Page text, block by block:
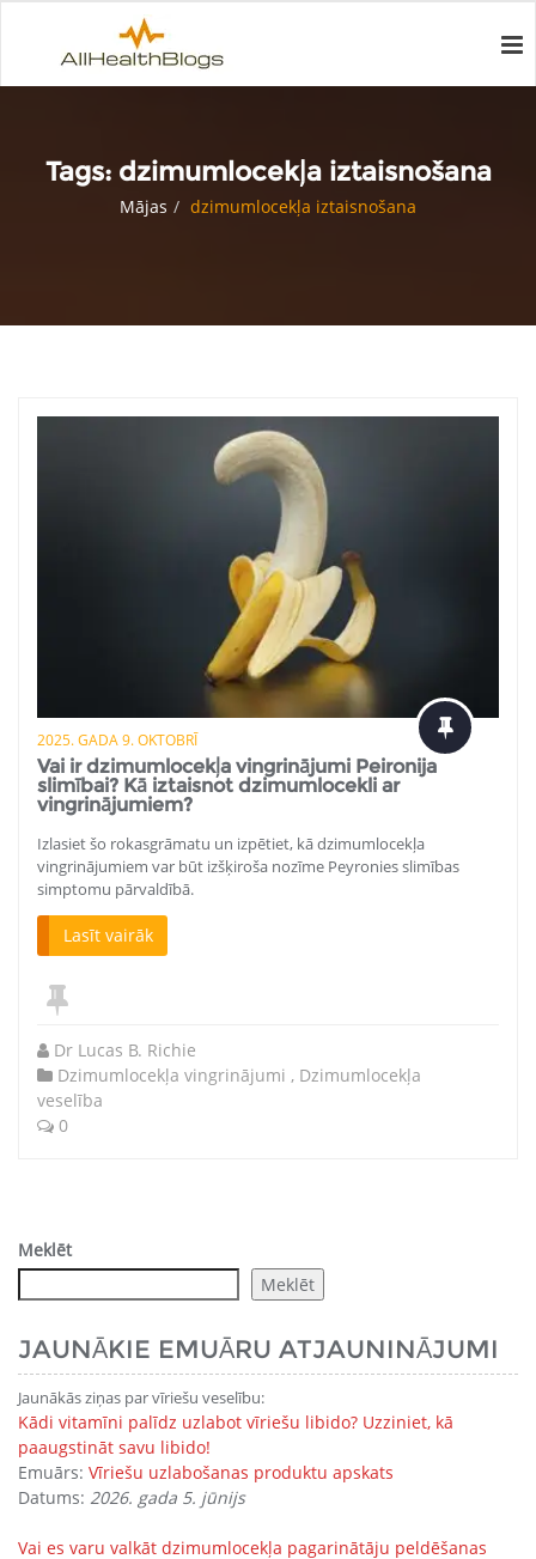
Tags: dzimumlocekļa iztaisnošana
Mājas dzimumlocekļa iztaisnošana
2025. GADA 9. OKTOBRĪ
Vai ir dzimumlocekļa vingrinājumi Peironija
slimībai? Kā iztaisnot dzimumlocekli ar
vingrinājumiem?
Izlasiet šo rokasgrāmatu un izpētiet, kā dzimumlocekļa
vingrinājumiem var būt izšķiroša nozīme Peyronies slimības
simptomu pārvaldībā.
Lasīt vairāk
Dr Lucas B. Richie
Dzimumlocekļa vingrinājumi , Dzimumlocekļa
veselība
0
Meklēt
Meklēt
JAUNĀKIE EMUĀRU ATJAUNINĀJUMI
Jaunākās ziņas par vīriešu veselību:
Kādi vitamīni palīdz uzlabot vīriešu libido? Uzziniet, kā
paaugstināt savu libido!
Emuārs: Vīriešu uzlabošanas produktu apskats
Datums: 2026. gada 5. jūnijs
Vai es varu valkāt dzimumlocekļa pagarinātāju peldēšanas